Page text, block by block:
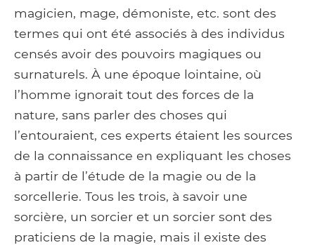
magicien, mage, démoniste, etc. sont des
termes qui ont été associés à des individus
censés avoir des pouvoirs magiques ou
surnaturels. À une époque lointaine, où
l’homme ignorait tout des forces de la
nature, sans parler des choses qui
l’entouraient, ces experts étaient les sources
de la connaissance en expliquant les choses
à partir de l’étude de la magie ou de la
sorcellerie. Tous les trois, à savoir une
sorcière, un sorcier et un sorcier sont des
praticiens de la magie, mais il existe des